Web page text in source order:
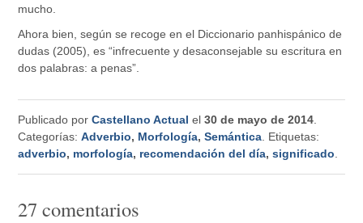
mucho.
Ahora bien, según se recoge en el Diccionario panhispánico de
dudas (2005), es “infrecuente y desaconsejable su escritura en
dos palabras: a penas”.
Publicado porCastellano Actual el30 de mayo de 2014
Categorías:Adverbio, Morfología,Semántica . Etiquetas:
adverbio, morfología, recomendación del día,significado
27 comentarios